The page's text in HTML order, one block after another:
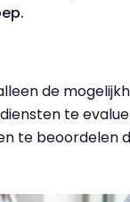
de
te
te beoordelen